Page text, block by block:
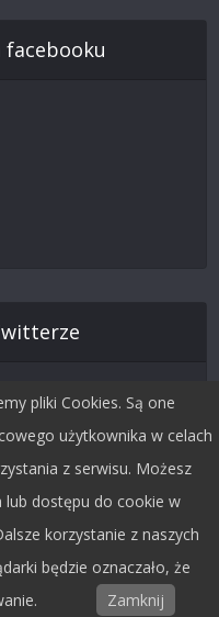
facebooku
Fala.
pliki Cookies. Są one
użytkownika w celach
z serwisu. Możesz
lub dostępu do cookie w
korzystanie z naszych
będzie oznaczało, że
Zamknij